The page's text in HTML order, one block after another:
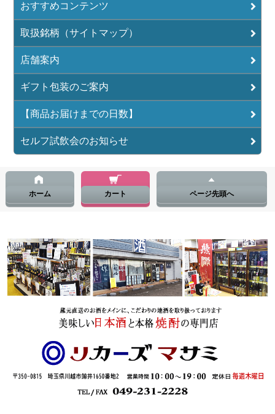
おすすめコンテンツ
取扱銘柄（サイトマップ）
店舗案内
ギフト包装のご案内
【商品お届けまでの日数】
セルフ試飲会のお知らせ
ホーム カート ページ先頭へ